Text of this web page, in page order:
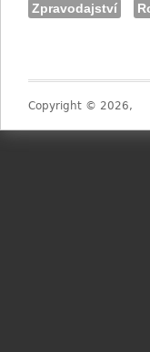
Zpravodajství
Copyright © 2026,